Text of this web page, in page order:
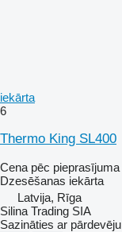
iekārta
6
Thermo King SL400
Cena pēc pieprasījuma
Dzesēšanas iekārta
Latvija, Rīga
Silina Trading SIA
Sazināties ar pārdevēju